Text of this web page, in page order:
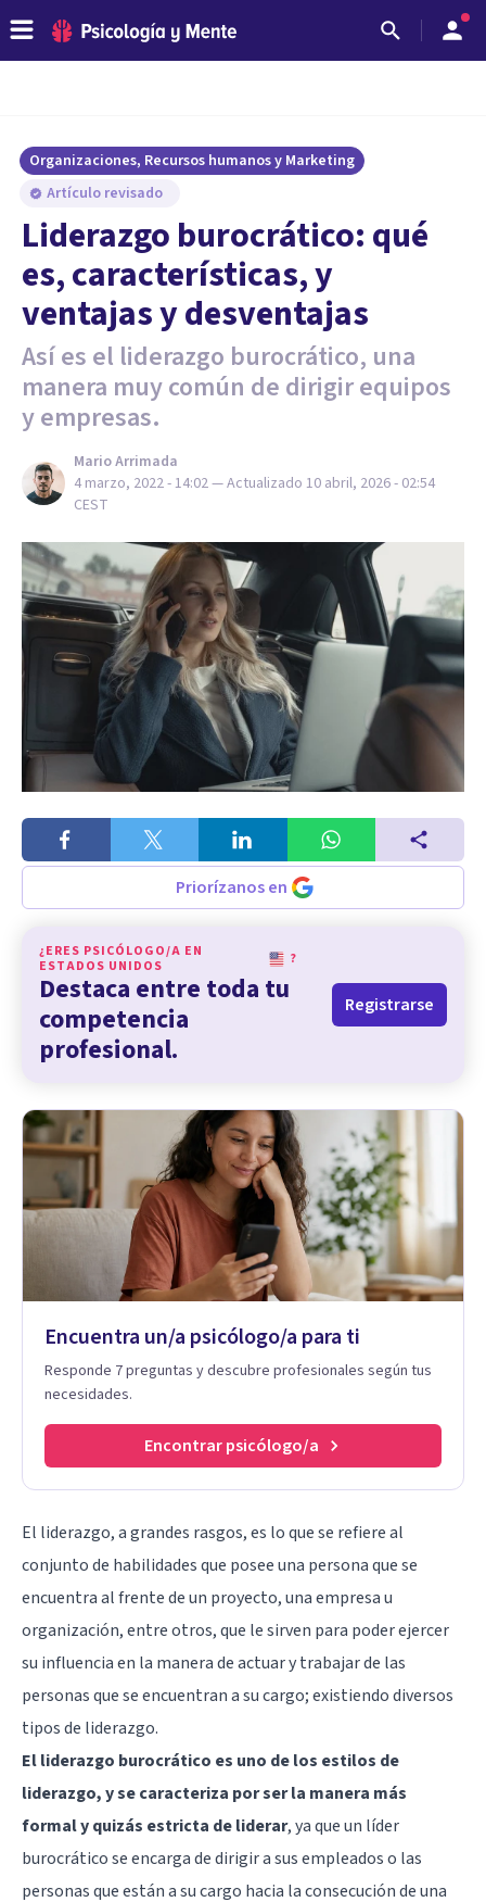
Organizaciones, Recursos humanos y Marketing
Artículo revisado
Liderazgo burocrático: qué
es, características, y
ventajas y desventajas
Así es el liderazgo burocrático, una
manera muy común de dirigir equipos
y empresas.
Mario Arrimada
4 marzo, 2022 - 14:02— Actualizado 10 abril, 2026 - 02:54
CEST
Priorízanos en
¿ERES PSICÓLOGO/A EN
ESTADOS UNIDOS
?
Destaca entre toda tu
competencia
profesional.
Registrarse
Encuentra un/a psicólogo/a para ti
Responde 7 preguntas y descubre profesionales según tus
necesidades.
Encontrar psicólogo/a
El liderazgo, a grandes rasgos, es lo que se refiere al
conjunto de habilidades que posee una persona que se
encuentra al frente de un proyecto, una empresa u
organización, entre otros, que le sirven para poder ejercer
su influencia en la manera de actuar y trabajar de las
personas que se encuentran a su cargo; existiendo diversos
tipos de liderazgo.
El liderazgo burocrático es uno de los estilos de
liderazgo, y se caracteriza por ser la manera más
formal y quizás estricta de liderar, ya que un líder
burocrático se encarga de dirigir a sus empleados o las
personas que están a su cargo hacia la consecución de una